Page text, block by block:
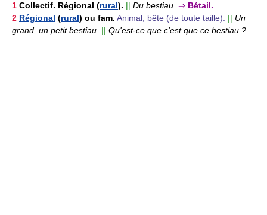
1 Collectif. Régional (rural). || Du bestiau. ⇒ Bétail.
2 Régional (rural) ou fam. Animal, bête (de toute taille). || Un
grand, un petit bestiau. || Qu'est-ce que c'est que ce bestiau ?